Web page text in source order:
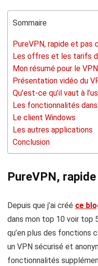
Sommaire
PureVPN, rapide et pas
Les offres et les tarifs
Mon résumé pour le
Présentation vidéo du
Qu’est-ce qu’il vaut à
Les fonctionnalités
Le client Windows
Les autres applications
Conclusion
PureVPN,
Depuis que j’ai créé ce
dans mon top 10 voir top
qu’en plus des fonctions
un VPN sécurisé et
fonctionnalités